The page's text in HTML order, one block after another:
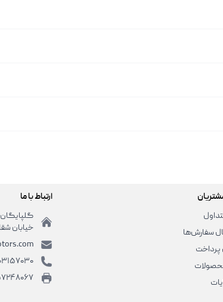
سفارش‌ها
ارتباط با ما
خیابان
۰۳۱۵۷۰۳۰ (داخلی